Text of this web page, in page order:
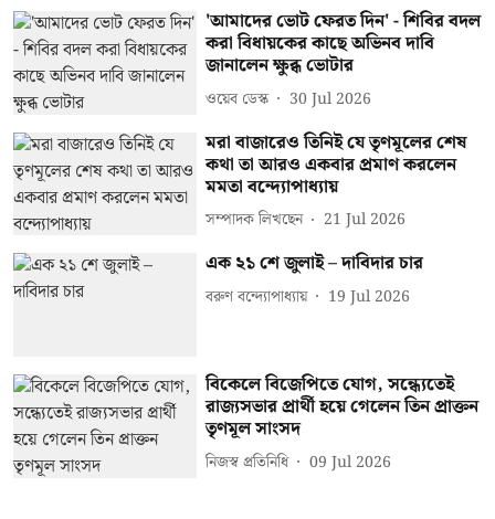
'আমাদের ভোট ফেরত দিন' - শিবির বদল
করা বিধায়কের কাছে অভিনব দাবি
জানালেন ক্ষুব্ধ ভোটার
ওয়েব ডেস্ক 30 Jul 2026
মরা বাজারেও তিনিই যে তৃণমূলের শেষ
কথা তা আরও একবার প্রমাণ করলেন
মমতা বন্দ্যোপাধ্যায়
সম্পাদক লিখছেন 21 Jul 2026
এক ২১ শে জুলাই – দাবিদার চার
বরুণ বন্দ্যোপাধ্যায় 19 Jul 2026
বিকেলে বিজেপিতে যোগ, সন্ধ্যেতেই
রাজ্যসভার প্রার্থী হয়ে গেলেন তিন প্রাক্তন
তৃণমূল সাংসদ
নিজস্ব প্রতিনিধি 09 Jul 2026